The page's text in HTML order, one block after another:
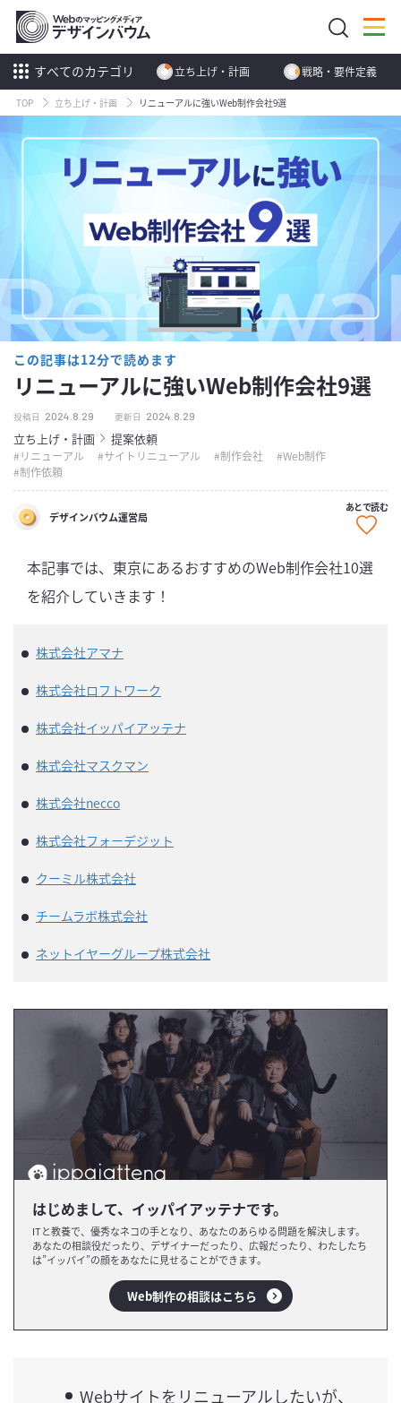
すべてのカテゴリ 立ち上げ・計画 戦略・要件定義
TOP 立ち上げ・計画 リニューアルに強いWeb制作会社9選
この記事は12分で読めます
リニューアルに強いWeb制作会社9選
投稿日 2024.8.29 更新日 2024.8.29
立ち上げ・計画 提案依頼
リニューアル サイトリニューアル 制作会社
Web制作
制作依頼
デザインバウム運営局
あとで読む
本記事では、東京にあるおすすめのWeb制作会社10選
を紹介していきます！
株式会社アマナ
株式会社ロフトワーク
株式会社イッパイアッテナ
株式会社マスクマン
株式会社necco
株式会社フォーデジット
クーミル株式会社
チームラボ株式会社
ネットイヤーグループ株式会社
はじめまして、イッパイアッテナです。
ITと教養で、優秀なネコの手となり、あなたのあらゆる問題を解決します。
あなたの相談役だったり、デザイナーだったり、広報だったり、わたしたち
は”イッパイ”の顔をあなたに見せることができます。
Web制作の相談はこちら
Webサイトをリニューアルしたいが、